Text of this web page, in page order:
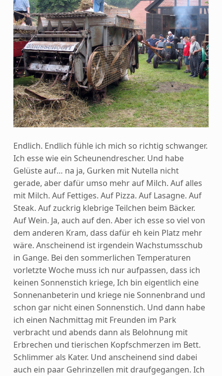
Endlich. Endlich fühle ich mich so richtig schwanger.
Ich esse wie ein Scheunendrescher. Und habe
Gelüste auf… na ja, Gurken mit Nutella nicht
gerade, aber dafür umso mehr auf Milch. Auf alles
mit Milch. Auf Fettiges. Auf Pizza. Auf Lasagne. Auf
Steak. Auf zuckrig klebrige Teilchen beim Bäcker.
Auf Wein. Ja, auch auf den. Aber ich esse so viel von
dem anderen Kram, dass dafür eh kein Platz mehr
wäre. Anscheinend ist irgendein Wachstumsschub
in Gange. Bei den sommerlichen Temperaturen
vorletzte Woche muss ich nur aufpassen, dass ich
keinen Sonnenstich kriege, Ich bin eigentlich eine
Sonnenanbeterin und kriege nie Sonnenbrand und
schon gar nicht einen Sonnenstich. Und dann habe
ich einen Nachmittag mit Freunden im Park
verbracht und abends dann als Belohnung mit
Erbrechen und tierischen Kopfschmerzen im Bett.
Schlimmer als Kater. Und anscheinend sind dabei
auch ein paar Gehrinzellen mit draufgegangen. Ich